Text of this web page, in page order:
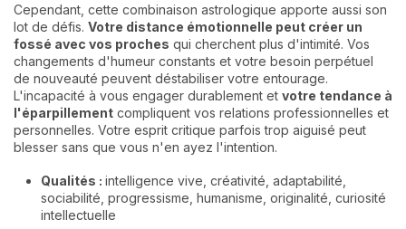
Cependant, cette combinaison astrologique apporte aussi son
lot de défis. Votre distance émotionnelle peut créer un
fossé avec vos proches qui cherchent plus d'intimité. Vos
changements d'humeur constants et votre besoin perpétuel
de nouveauté peuvent déstabiliser votre entourage.
L'incapacité à vous engager durablement et votre tendance à
l'éparpillement compliquent vos relations professionnelles et
personnelles. Votre esprit critique parfois trop aiguisé peut
blesser sans que vous n'en ayez l'intention.
Qualités : intelligence vive, créativité, adaptabilité,
sociabilité, progressisme, humanisme, originalité, curiosité
intellectuelle